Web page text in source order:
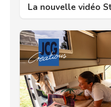
La nouvelle vidéo